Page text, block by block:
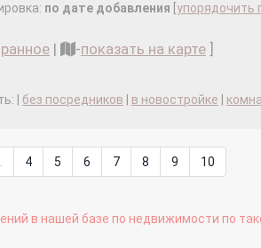
по дате добавления упорядочить
| -показать на карте
| без посредников в новостройке
4 5 6 7 8 9 10
в нашей базе по недвижимости по